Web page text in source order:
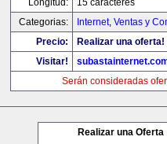
Longitud:
15 caracteres
Categorias:
Internet, Ventas y
Precio:
Realizar una oferta!
Visitar!
Serán consideradas
Realizar una Oferta